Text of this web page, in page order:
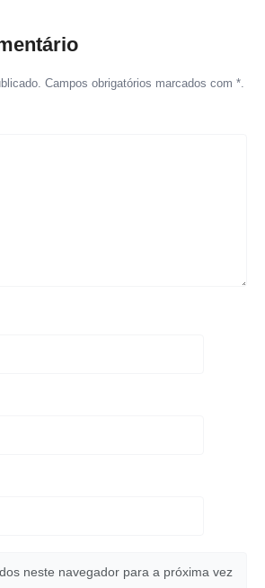
Campos obrigatórios marcados com *.
neste navegador para a próxima vez